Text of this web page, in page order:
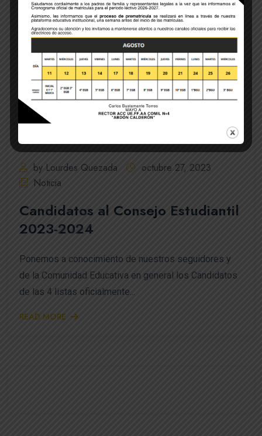
by Lourdes Quezada
octubre 27, 2023
Noticia
Candidatos al Consejo Estudiantil
2023-2024
Ponemos a conocimiento de nuestros seguidores y
de la Comunidad Educativa en general los Candidatos
de las 4 listas oficialmente...
READ MORE